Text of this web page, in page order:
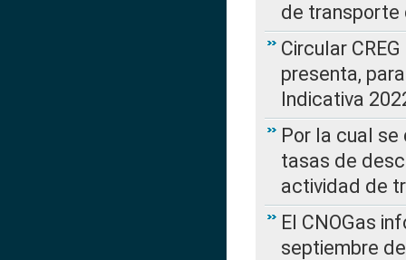
de transporte
Circular
presenta,
Indicativa
Por la cual
tasas de
actividad de
El CNOGas
septiembre